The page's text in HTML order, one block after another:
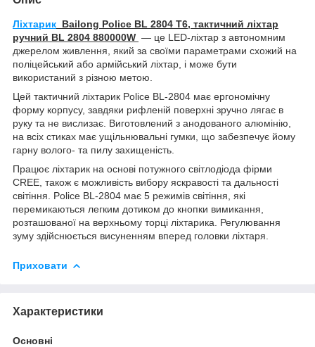
Ліхтарик Bailong Police BL 2804 T6, тактичний ліхтар
ручний BL 2804 880000W — це LED-ліхтар з автономним
джерелом живлення, який за своїми параметрами схожий на
поліцейський або армійський ліхтар, і може бути
використаний з різною метою.
Цей тактичний ліхтарик Police BL-2804 має ергономічну
форму корпусу, завдяки рифленій поверхні зручно лягає в
руку та не вислизає. Виготовлений з анодованого алюмінію,
на всіх стиках має ущільнювальні гумки, що забезпечує йому
гарну волого- та пилу захищеність.
Працює ліхтарик на основі потужного світлодіода фірми
CREE, також є можливість вибору яскравості та дальності
світіння. Police BL-2804 має 5 режимів світіння, які
перемикаються легким дотиком до кнопки вимикання,
розташованої на верхньому торці ліхтарика. Регулювання
зуму здійснюється висуненням вперед головки ліхтаря.
Приховати
Характеристики
Основні